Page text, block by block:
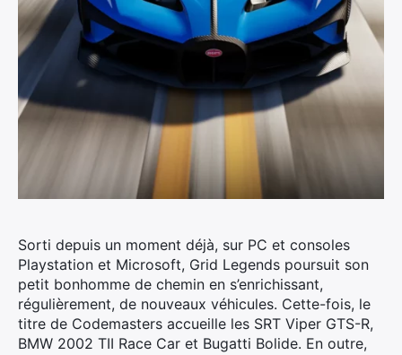
Sorti depuis un moment déjà, sur PC et consoles
Playstation et Microsoft, Grid Legends poursuit son
petit bonhomme de chemin en s’enrichissant,
régulièrement, de nouveaux véhicules. Cette-fois, le
titre de Codemasters accueille les SRT Viper GTS-R,
BMW 2002 TII Race Car et Bugatti Bolide. En outre,